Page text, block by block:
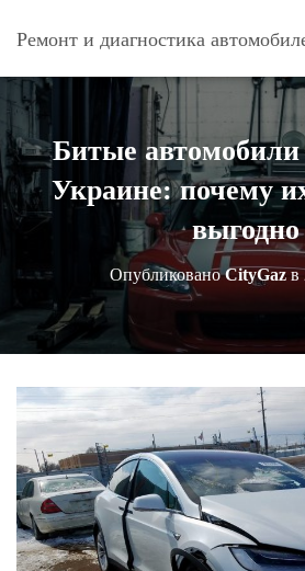
Ремонт и диагностика
Битые
Украине: почему
выгодно
ОпубликованоCityGazв